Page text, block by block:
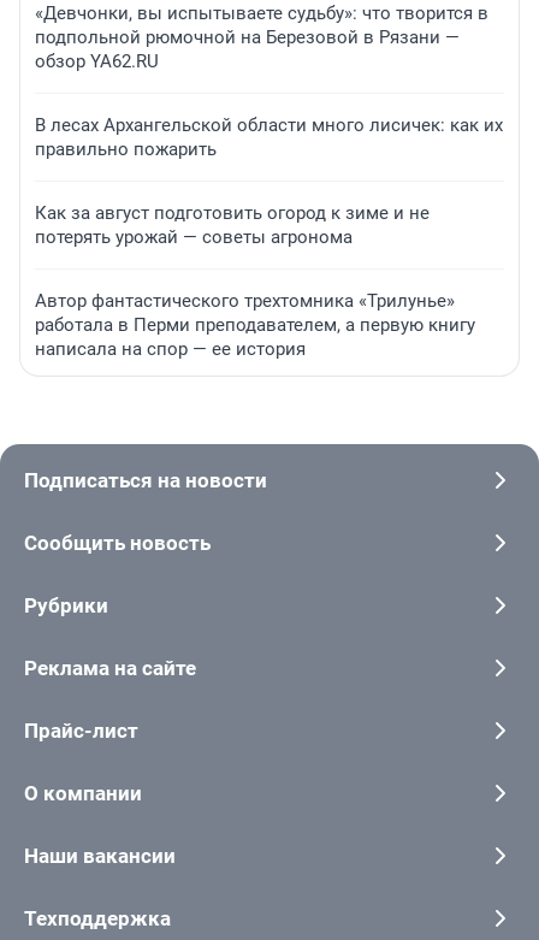
«Девчонки, вы испытываете судьбу»: что творится в
подпольной рюмочной на Березовой в Рязани —
обзор YA62.RU
В лесах Архангельской области много лисичек: как их
правильно пожарить
Как за август подготовить огород к зиме и не
потерять урожай — советы агронома
Автор фантастического трехтомника «Трилунье»
работала в Перми преподавателем, а первую книгу
написала на спор — ее история
Подписаться на новости
Сообщить новость
Рубрики
Реклама на сайте
Прайс-лист
О компании
Наши вакансии
Техподдержка